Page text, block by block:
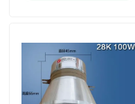
Fabrieksreis
Kwaliteitscontrole